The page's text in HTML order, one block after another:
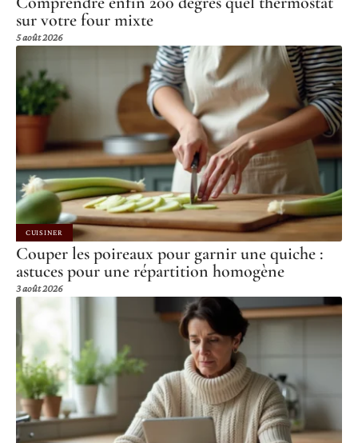
sur votre four mixte
5 août 2026
CUISINER
Couper les poireaux pour garnir une quiche :
astuces pour une répartition homogène
3 août 2026